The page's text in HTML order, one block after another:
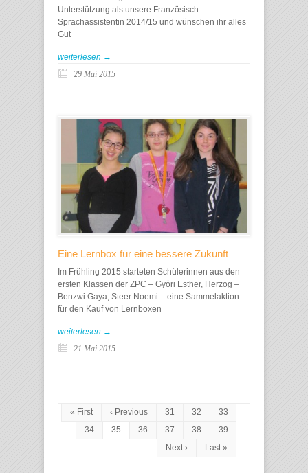
Unterstützung als unsere Französisch –
Sprachassistentin 2014/15 und wünschen ihr alles
Gut
weiterlesen →
29 Mai 2015
Eine Lernbox für eine bessere Zukunft
Im Frühling 2015 starteten Schülerinnen aus den
ersten Klassen der ZPC – Györi Esther, Herzog –
Benzwi Gaya, Steer Noemi – eine Sammelaktion
für den Kauf von Lernboxen
weiterlesen →
21 Mai 2015
« First ‹ Previous 31 32
33
34
35 36 37 38
39
Next ›
Last »